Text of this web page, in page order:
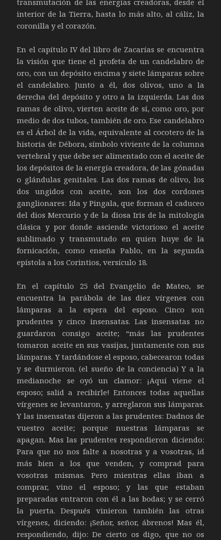
transmutación de las energías creadoras, desde el
interior de la Tierra, hasta lo más alto, al cáliz, la
coronilla y el corazón.
En el capítulo IV del libro de Zacarías se encuentra
la visión que tiene el profeta de un candelabro de
oro, con un depósito encima y siete lámparas sobre
el candelabro. Junto a él, dos olivos, uno a la
derecha del depósito y otro a la izquierda. Las dos
ramas de olivo, vierten aceite de sí, como oro, por
medio de dos tubos, también de oro. Ese candelabro
es el Árbol de la vida, equivalente al cocotero de la
historia de Débora, símbolo viviente de la columna
vertebral y que debe ser alimentado con el aceite de
los depósitos de la energía creadora, de las gónadas
o glándulas genitales. Las dos ramas de olivo, los
dos ungidos con aceite, son los dos cordones
ganglionares: Ida y Pingala, que forman el caduceo
del dios Mercurio y de la diosa Iris de la mitología
clásica y por donde asciende victorioso el aceite
sublimado y transmutado en quien huye de la
fornicación, como enseña Pablo, en la segunda
epístola a los Corintios, versículo 18.
En el capítulo 25 del Evangelio de Mateo, se
encuentra la parábola de las diez vírgenes con
lámparas a la espera del esposo. Cinco son
prudentes y cinco insensatas. Las insensatas no
guardaron consigo aceite; “más las prudentes
tomaron aceite en sus vasijas, juntamente con sus
lámparas. Y tardándose el esposo, cabecearon todas
y se durmieron. (el sueño de la conciencia) Y a la
medianoche se oyó un clamor: ¡Aquí viene el
esposo; salid a recibirle! Entonces todas aquellas
vírgenes se levantaron, y arreglaron sus lámparas.
Y las insensatas dijeron a las prudentes: Dadnos de
vuestro aceite; porque nuestras lámparas se
apagan. Mas las prudentes respondieron diciendo:
Para que no nos falte a nosotras y a vosotras, id
más bien a los que venden, y comprad para
vosotras mismas. Pero mientras ellas iban a
comprar, vino el esposo; y las que estaban
preparadas entraron con él a las bodas; y se cerró
la puerta. Después vinieron también las otras
vírgenes, diciendo: ¡Señor, señor, ábrenos! Mas él,
respondiendo, dijo: De cierto os digo, que no os